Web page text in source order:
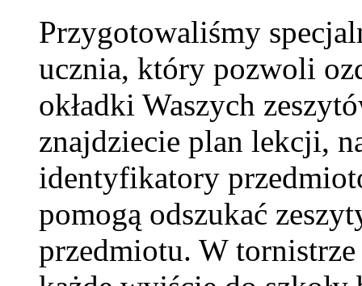
Przygotowaliśmy
ucznia, który pozwoli
okładki Waszych
znajdziecie plan lekcji,
identyfikatory
pomogą odszukać
przedmiotu. W